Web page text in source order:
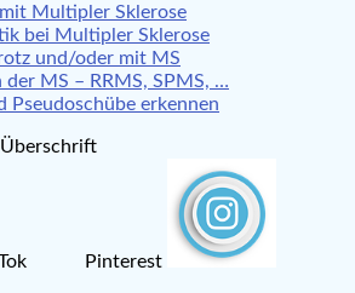
Multipler Sklerose
bei Multipler Sklerose
und/oder mit MS
MS – RRMS, SPMS, …
Pseudoschübe erkennen
Pinterest